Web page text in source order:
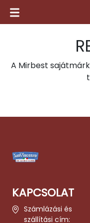
A Mirbest
KAPCSOLAT
Számlázási és
szállítási cím: